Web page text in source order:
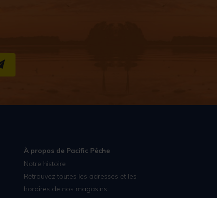
S''INSCRIRE
À propos de Pacific Pêche
Notre histoire
Retrouvez toutes les adresses et les
horaires de nos magasins